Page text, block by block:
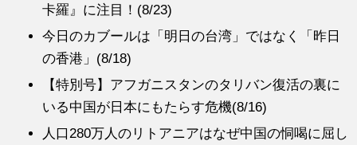
卡羅』に注目！(8/23)
今日のカブールは「明日の台湾」ではなく「昨日
の香港」(8/18)
【特別号】アフガニスタンのタリバン復活の裏に
いる中国が日本にもたらす危機(8/16)
人口280万人のリトアニアはなぜ中国の恫喝に屈し